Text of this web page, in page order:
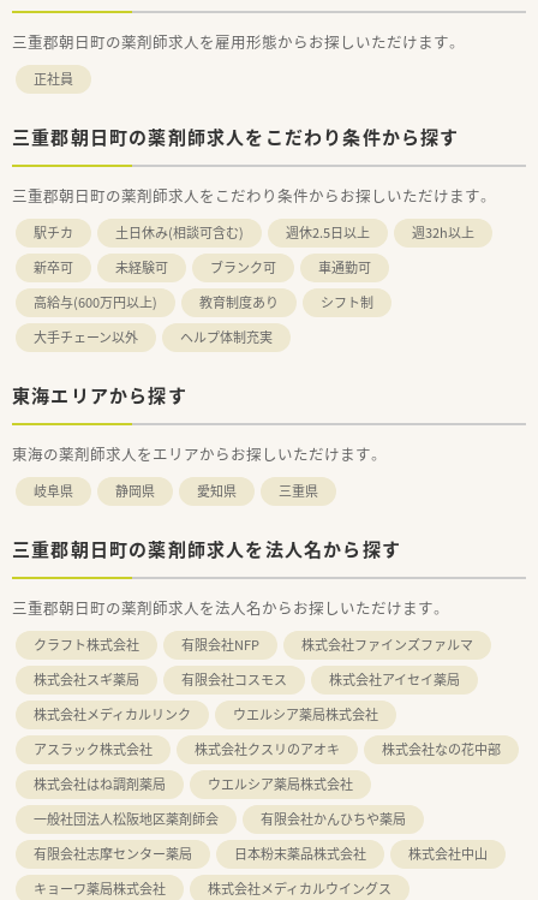
三重郡朝日町の薬剤師求人を雇用形態からお探しいただけます。
正社員
三重郡朝日町の薬剤師求人をこだわり条件から探す
三重郡朝日町の薬剤師求人をこだわり条件からお探しいただけます。
駅チカ 土日休み(相談可含む) 週休2.5日以上
週32h以上
新卒可
未経験可 ブランク可
車通勤可
高給与(600万円以上)
教育制度あり
シフト制
大手チェーン以外
ヘルプ体制充実
東海エリアから探す
東海の薬剤師求人をエリアからお探しいただけます。
岐阜県 静岡県 愛知県 三重県
三重郡朝日町の薬剤師求人を法人名から探す
三重郡朝日町の薬剤師求人を法人名からお探しいただけます。
クラフト株式会社 有限会社NFP
株式会社ファインズファルマ
株式会社スギ薬局
有限会社コスモス
株式会社アイセイ薬局
株式会社メディカルリンク
ウエルシア薬局株式会社
アスラック株式会社
株式会社クスリのアオキ
株式会社なの花中部
株式会社はね調剤薬局
ウエルシア薬局株式会社
一般社団法人松阪地区薬剤師会
有限会社かんひちや薬局
有限会社志摩センター薬局
日本粉末薬品株式会社
株式会社中山
キョーワ薬局株式会社
株式会社メディカルウイングス